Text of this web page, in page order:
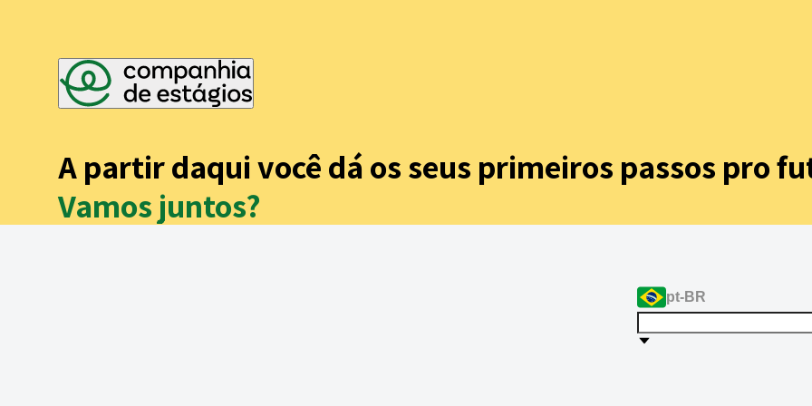
A partir daqui você dá os seus primeiros passos pro
Vamos juntos?
pt-BR